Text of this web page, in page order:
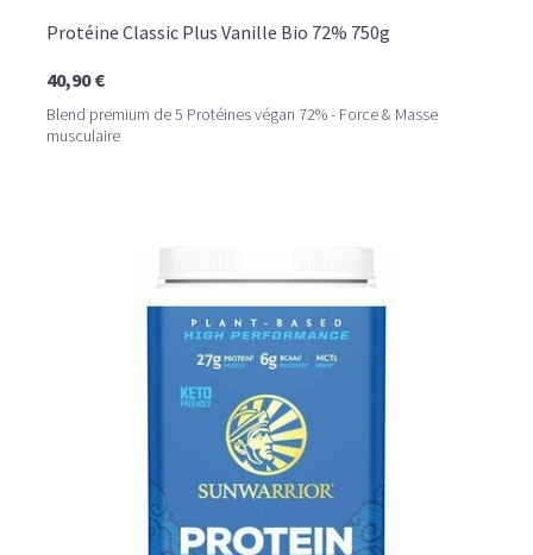
LE PLAISIR D’UN DESSERT GLACÉ, SANS LE SUCRE EN
Protéine Classic Plus Vanille Bio 72% 750g
40,90 €
Blend premium de 5 Protéines végan 72% - Force & Masse
musculaire